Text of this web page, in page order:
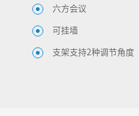
六方会议
可挂墙
支架支持2种调节角度